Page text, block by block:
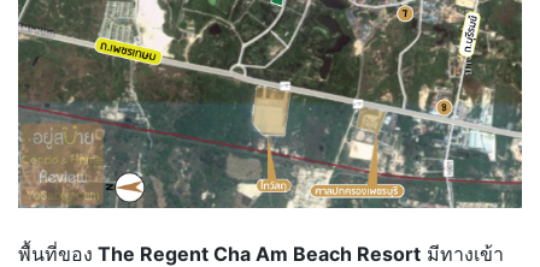
พื้นที่ของ The Regent Cha Am Beach Resort มีทางเข้า